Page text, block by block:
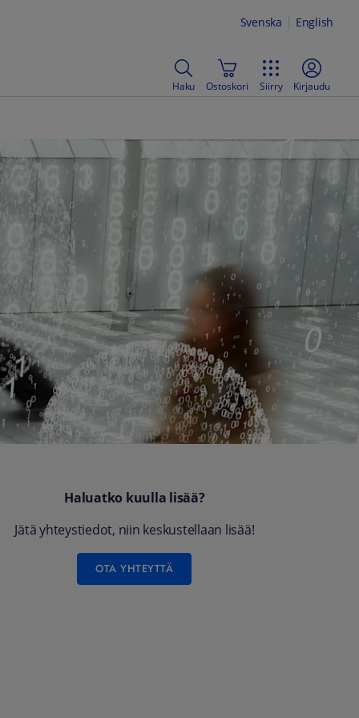
Svenska English
Haku Ostoskori Siirry Kirjaudu
Haluatko kuulla lisää?
Jätä yhteystiedot, niin keskustellaan lisää!
OTA YHTEYTTÄ